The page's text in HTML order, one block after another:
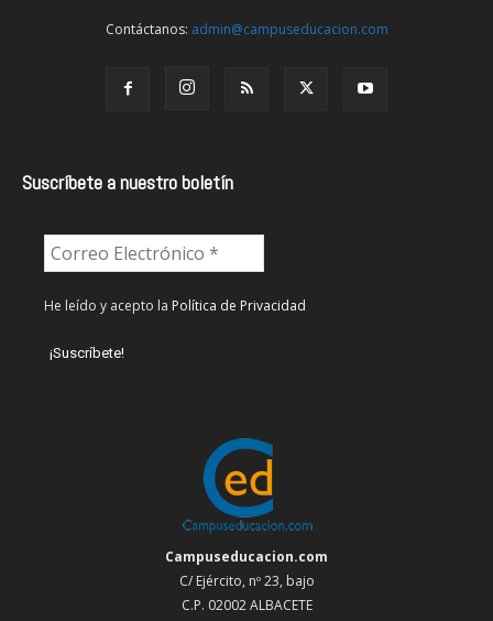
Contáctanos: admin@campuseducacion.com
Suscríbete a nuestro boletín
He leído y acepto la Política de Privacidad
Campuseducacion.com
C/ Ejército, nº 23, bajo
C.P. 02002 ALBACETE